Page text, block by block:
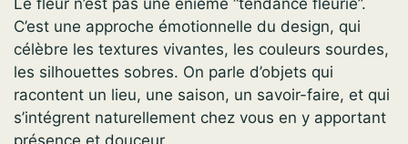
C’est une approche émotionnelle du design, qui
célèbre les textures vivantes, les couleurs sourdes,
les silhouettes sobres. On parle d’objets qui
racontent un lieu, une saison, un savoir-faire, et qui
s’intégrent naturellement chez vous en y apportant
présence et douceur.